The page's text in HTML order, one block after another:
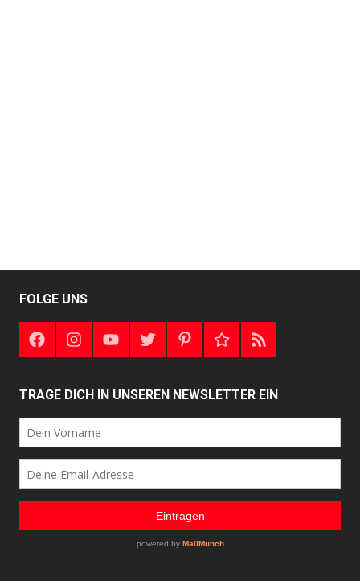
FOLGE UNS
FacebookInstagramYoutubeTwitter PinterestGoogle+RSS
TRAGE DICH IN UNSEREN NEWSLETTER EIN